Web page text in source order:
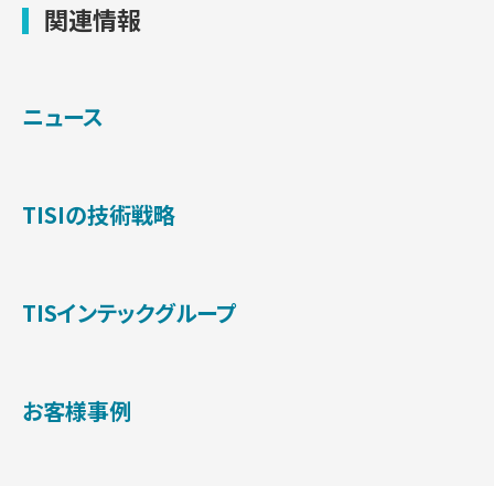
関連情報
ニュース
TISIの技術戦略
TISインテックグループ
お客様事例